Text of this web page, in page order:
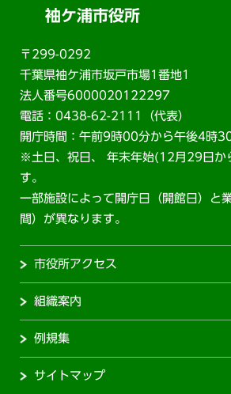
袖ケ浦市役所
〒299-0292
千葉県袖ケ浦市坂戸市場1番地1
法人番号6000020122297
電話：0438-62-2111（代表）
開庁時間：午前9時00分から午後4時
※土日、祝日、 年末年始(12月29日か
す。
一部施設によって開庁日（開館日）と
間）が異なります。
市役所アクセス
組織案内
例規集
サイトマップ